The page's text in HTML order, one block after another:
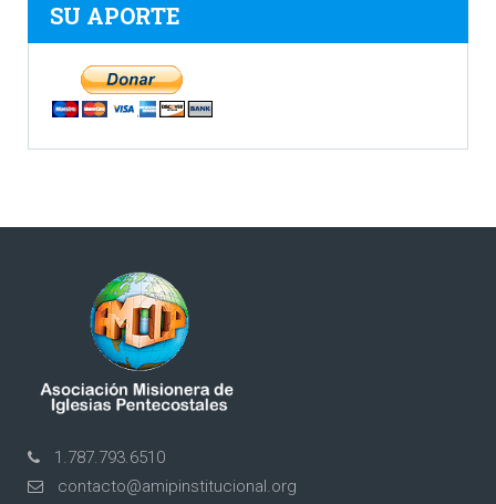
SU APORTE
1.787.793.6510
contacto@amipinstitucional.org